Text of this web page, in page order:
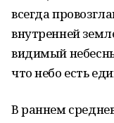
всегда
внутренней
видимый
что небо есть
В раннем